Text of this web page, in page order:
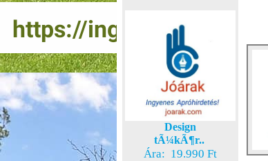
Design
tÃ¼kÃ¶r..
Ára: 19.990 Ft